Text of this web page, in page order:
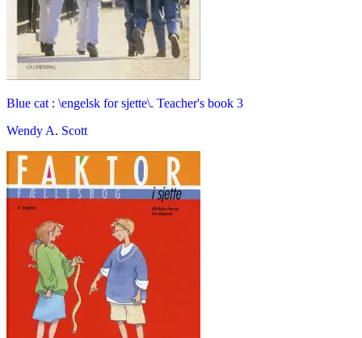
Blue cat : \engelsk for sjette\. Teacher's book 3
Wendy A. Scott